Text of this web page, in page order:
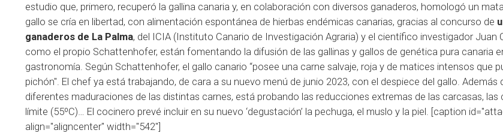
estudio que, primero, recuperó la gallina canaria y, en colaboración con diversos ganaderos, homologó un
gallo se cría en libertad, con alimentación espontánea de hierbas endémicas canarias, gracias al concurso de
ganaderos de La Palma, del ICIA (Instituto Canario de Investigación Agraria) y el científico investigador Juan
como el propio Schattenhofer, están fomentando la difusión de las gallinas y gallos de genética pura canaria
gastronomía. Según Schattenhofer, el gallo canario “posee una carne salvaje, roja y de matices intensos que
pichón". El chef ya está trabajando, de cara a su nuevo menú de junio 2023, con el despiece del gallo. Además
diferentes maduraciones de las distintas carnes, está probando las reducciones extremas de las carcasas, las
límite (55ºC)… El cocinero prevé incluir en su nuevo ‘degustación’ la pechuga, el muslo y la piel. [caption
align="aligncenter" width="542"]